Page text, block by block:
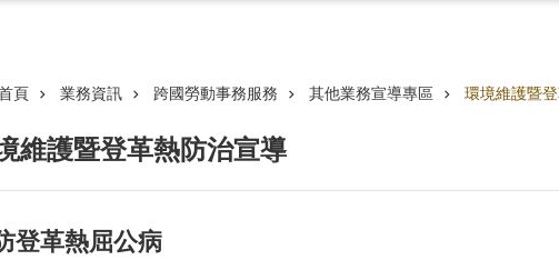
頁 業務資訊 跨國勞動事務服務 其他業務宣導專區 環境維護暨
維護暨登革熱防治宣導
登革熱屈公病